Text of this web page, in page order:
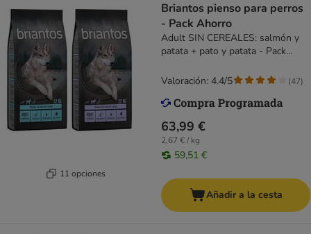
11 opciones
Briantos pienso para perros
- Pack Ahorro
Adult SIN CEREALES: salmón y
patata + pato y patata - Pack
63,99 €
2,67 € / kg
59,51 €
Valoración: 4.4/5 (47)
Añadir a la cesta